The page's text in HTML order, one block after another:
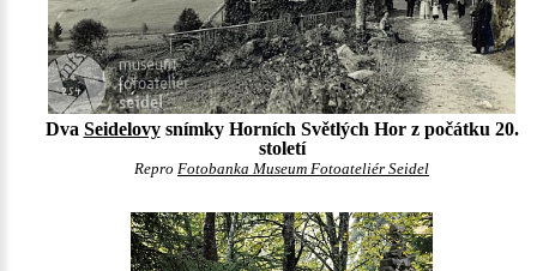
Dva Seidelovysnímky Horních Světlých Hor z počátku 20.
století
Repro Fotobanka Museum Fotoateliér Seidel